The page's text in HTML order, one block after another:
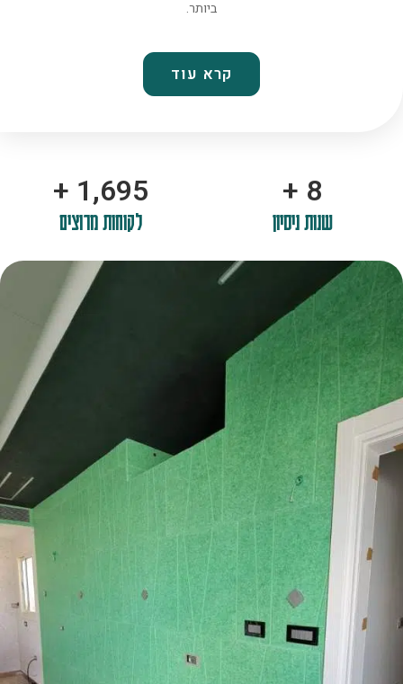
ביותר.
קרא עוד
10
+
שנות ניסיון
2,100
+
לקוחות מרוצים